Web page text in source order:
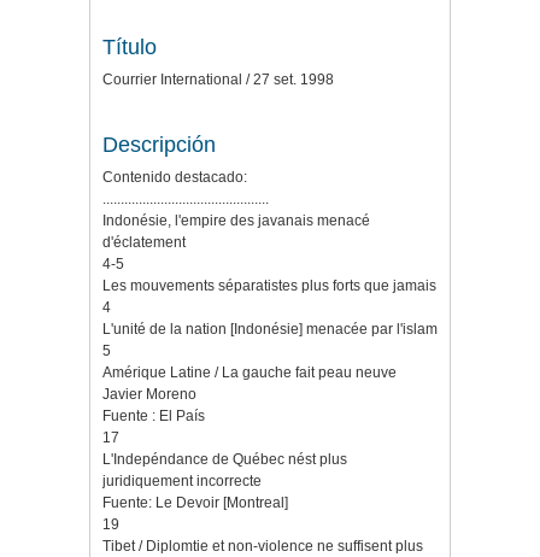
Título
Courrier International / 27 set. 1998
Descripción
Contenido destacado:
..............................................
Indonésie, l'empire des javanais menacé
d'éclatement
4-5
Les mouvements séparatistes plus forts que jamais
4
L'unité de la nation [Indonésie] menacée par l'islam
5
Amérique Latine / La gauche fait peau neuve
Javier Moreno
Fuente : El País
17
L'Indepéndance de Québec nést plus
juridiquement incorrecte
Fuente: Le Devoir [Montreal]
19
Tibet / Diplomtie et non-violence ne suffisent plus